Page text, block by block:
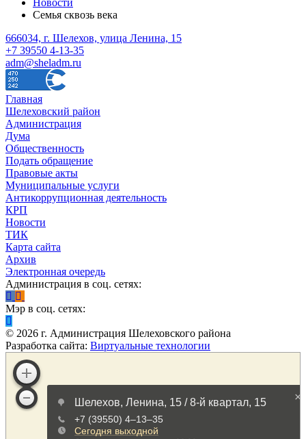
Семья сквозь века
666034, г. Шелехов, улица Ленина, 15
+7 39550 4-13-35
adm@sheladm.ru
Главная
Шелеховский район
Администрация
Дума
Общественность
Подать обращение
Правовые акты
Муниципальные услуги
Антикоррупционная деятельность
КРП
Новости
ТИК
Карта сайта
Архив
Электронная очередь
Администрация в соц. сетях:
Мэр в соц. сетях:
© 2026 г. Администрация Шелеховского района
Разработка сайта: Виртуальные технологии